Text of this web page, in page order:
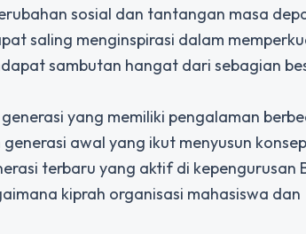
sosial dan tantangan masa
saling menginspirasi dalam
sambutan hangat dari sebagian
yang memiliki pengalaman
awal yang ikut menyusun
terbaru yang aktif di kepengurusan
kiprah organisasi mahasiswa dan